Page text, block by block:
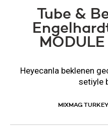
Tube &
Heyecanla beklenen
setiyle
MIXMAG TURKEY